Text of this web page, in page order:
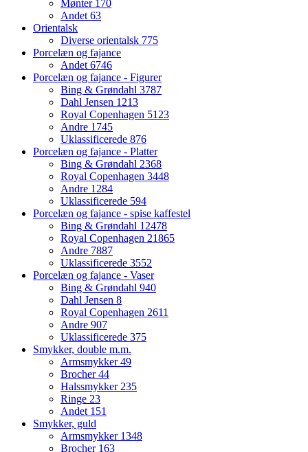
Mønter 170
Andet 63
Orientalsk
Diverse orientalsk 775
Porcelæn og fajance
Andet 6746
Porcelæn og fajance - Figurer
Bing & Grøndahl 3787
Dahl Jensen 1213
Royal Copenhagen 5123
Andre 1745
Uklassificerede 876
Porcelæn og fajance - Platter
Bing & Grøndahl 2368
Royal Copenhagen 3448
Andre 1284
Uklassificerede 594
Porcelæn og fajance - spise kaffestel
Bing & Grøndahl 12478
Royal Copenhagen 21865
Andre 7887
Uklassificerede 3552
Porcelæn og fajance - Vaser
Bing & Grøndahl 940
Dahl Jensen 8
Royal Copenhagen 2611
Andre 907
Uklassificerede 375
Smykker, double m.m.
Armsmykker49
Brocher44
Halssmykker 235
Ringe 23
Andet 151
Smykker, guld
Armsmykker 1348
Brocher 163